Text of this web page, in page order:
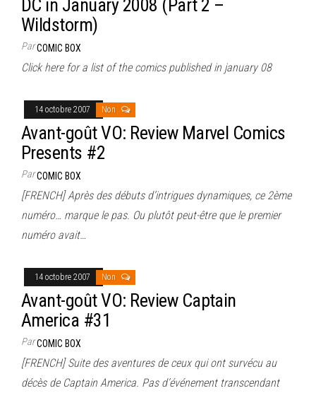
DC in January 2008 (Part 2 –
Wildstorm)
ParCOMIC BOX
Click here for a list of the comics published in january 08
14 octobre 2007 Non
Avant-goût VO: Review Marvel Comics
Presents #2
ParCOMIC BOX
[FRENCH] Après des débuts d’intrigues dynamiques, ce 2ème
numéro… marque le pas. Ou plutôt peut-être que le premier
numéro avait…
14 octobre 2007 Non
Avant-goût VO: Review Captain
America #31
ParCOMIC BOX
[FRENCH] Suite des aventures de ceux qui ont survécu au
décès de Captain America. Pas d’événement transcendant